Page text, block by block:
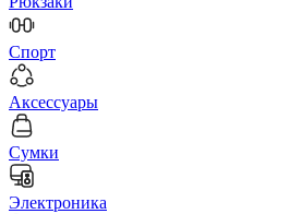
Спорт
Аксессуары
Сумки
Электроника